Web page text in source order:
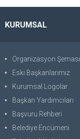
KURUMSAL
Organizasyon Şeması
Eski Başkanlarımız
Kurumsal Logolar
Başkan Yardımcıları
Başvuru Rehberi
Belediye Encümeni